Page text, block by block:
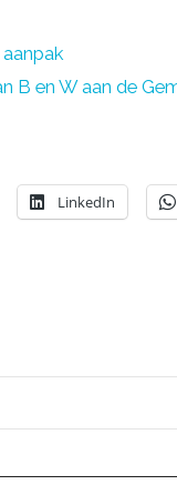
B en W aan de
LinkedIn